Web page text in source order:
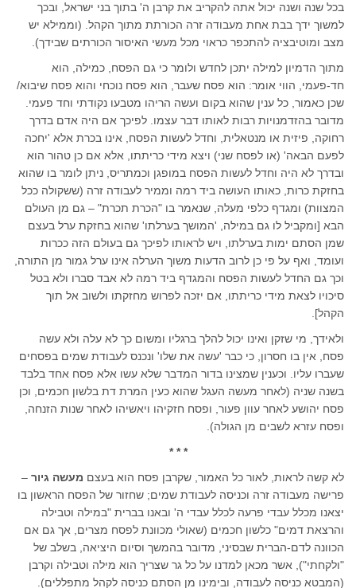
בכל שנה ושנה יכול אתה להקריב את קרבן ה' בתוך בני ישראל, ובכך
למשוך ידך בבת אחת מעבודה זרה הכורתת מתוך הקהל. (וממילא יש
מצב ומוטיבציה להתכפר כראוי מכל מעשי האיסור הכורתים שבידך).
מתוך הדמיון למילה יתכן לחדש ולומר כי גם הפסח, כמילה, הוא
חד-פעמי, הווי אומר: הוא פסח שעבר, הוא פסח נוכחי והוא פסח שיבוא/
שכן כאמור, כל ענין שהוא בקום ועשה הריהו מטבעו נקודתי וחד פעמי.
מדובר בהזדמנויות רבות לאותו דבר עצמו. לפיכך אם היה אדם בדרך
רחוקה, פיזית או מנטאלית, וחדל לעשות הפסח, אינו בכרת אלא 'יחכה
לפעם הבאה' (או לפסח שני) ויצא מידי כריתתו, אלא אם כן טהור הוא
ובדרך לא היה וחדל לעשות הפסח במופגן וכמתריס, ניתן לומר בו שהוא
בחזקת כרות, כאותו העושה ביד רמה וממיר לעבודה זרה (ששקולה ככל
המצוות) ומגדף כלפי מעלה, שנאמר בו "הכרת תכרת" – גם מן העולם
הבא [ומקביל לו גם במילה, 'המושך בערלתו' שהוא בחזקת ערל בעצם
שמן הסתם ימות בערלתו, ויש לראותו לפיכך גם בעולם הזה ככרות
ועומד, ואף על פי כן לרוב הדעות משוך הערלה אינו ערל גמור מן התורה,
וכך גם החדל לעשות הפסח והמגדף ביד רמה לא אבד סברו ולא בטל
סיכויו לצאת מידי כריתתו, אם יזכה לפרוש מחזקתו ולשוב אל תוך
הקהל].
ולאידך, מי שזקן ואינו יכול להלך ברגליו ומשום כך לא עלה ולא עשה
פסח, אין בו חסרון, כי כבר 'עשה את שלו' ונכנס לעבודת שמים בפסחים
שעברו עליו. וכענין שמצינו בדור המדבר שלא עשו אלא פסח אחד בלבד
בשנה שניה (לאחר מעשה העגל שהוא כעין המרת דת בלשון חכמים, וכן
פסח יהושע לאחר עוון פעור, ופסח חזקיהו ויאשיהו לאחר שנות הזנחה,
ופסח עזרא לשבים מן הגולה).
* * *
לא קשה לראות, לאור כל האמור, שקרבן פסח הוא בעצם מעשה גיור –
פרישה מעבודה זרה וכניסה לעבודת שמים; שחזור של הפסח הראשון בו
יצאנו מכלל עבדי פרעה לכלל עבדי ה' ובאנו בברית "במילה וטבילה
והרצאת דמים" כלשון חכמים (שאולי מכוונת לפסח מצרים, אך גם אם
הכוונה לדם-הברית שבסיני, מדובר בהמשך וסיום היציאה, בשלב של
"ולקחתי"), אשר מכאן למדנו על כל גר שצריך הוא מילה וטבילה וקרבן
(המבטא כניסה לעבודה, ובימינו מן הסתם כניסה לקהל מתפללים).